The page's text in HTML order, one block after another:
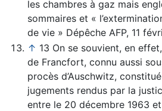
les chambres à gaz mais
sommaires et «
de vie » Dépêche AFP, 11
↑ 13 On se souvient, en
de Francfort, connu aussi
procès d’Auschwitz,
jugements rendus par la justice ouest-
entre le 20 décembre 1963 et le 19 août 1965, Willi